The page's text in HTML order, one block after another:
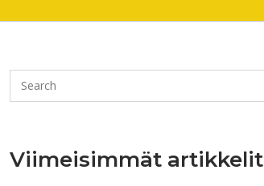
Viimeisimmät artikkelit